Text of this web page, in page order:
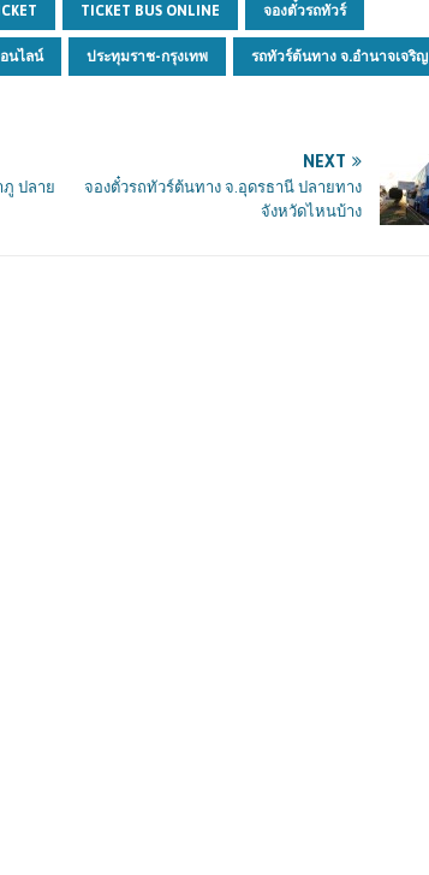
TICKET BUS ONLINE จองตั๋วรถทัวร์
นไลน์ ประทุมราช-กรุงเทพ รถทัวร์ต้นทาง จ.อำนาจเจริญ
ภู ปลาย
NEXT
จองตั๋วรถทัวร์ต้นทาง จ.อุดรธานี ปลายทาง
จังหวัดไหนบ้าง